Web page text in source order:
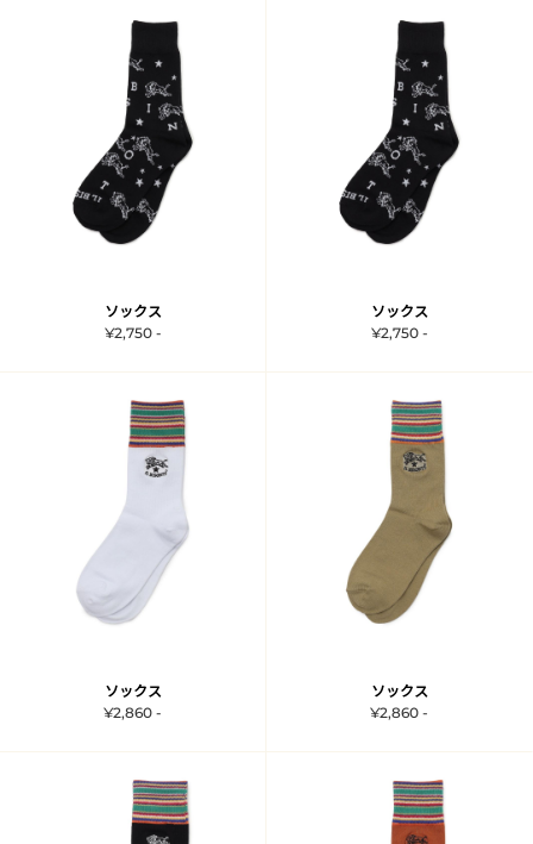
ソックス
¥2,750 -
ソックス
¥2,750 -
ソックス
¥2,860 -
ソックス
¥2,860 -